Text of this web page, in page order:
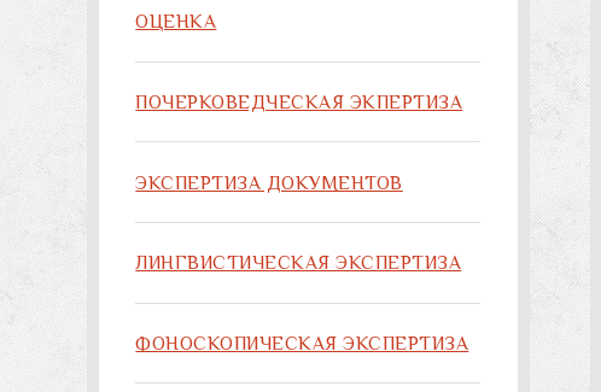
ОЦЕНКА
ПОЧЕРКОВЕДЧЕСКАЯ ЭКПЕРТИЗА
ЭКСПЕРТИЗА ДОКУМЕНТОВ
ЛИНГВИСТИЧЕСКАЯ ЭКСПЕРТИЗА
ФОНОСКОПИЧЕСКАЯ ЭКСПЕРТИЗА